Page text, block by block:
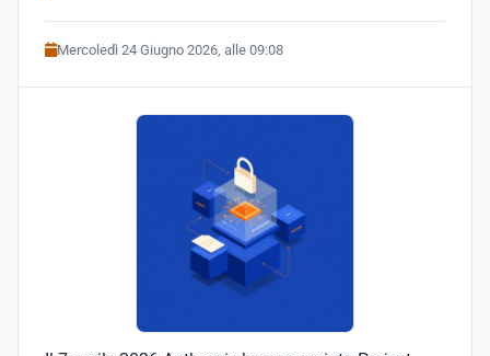
Mercoledì 24 Giugno 2026, alle 09:08